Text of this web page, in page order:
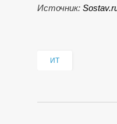
Источник:
ИТ